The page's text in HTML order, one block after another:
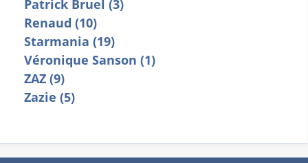
Patrick Bruel (3)
Renaud (10)
Starmania (19)
Véronique Sanson (1)
ZAZ (9)
Zazie (5)